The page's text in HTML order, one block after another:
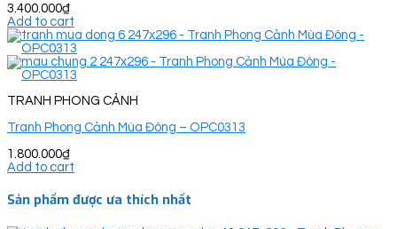
3.400.000₫
Add to cart
TRANH PHONG CẢNH
Tranh Phong Cảnh Mùa Đông – OPC0313
1.800.000₫
Add to cart
Sản phẩm được ưa thích nhất